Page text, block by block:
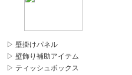
▷ 壁掛けパネル
▷ 壁飾り補助アイテム
▷ ティッシュボックス